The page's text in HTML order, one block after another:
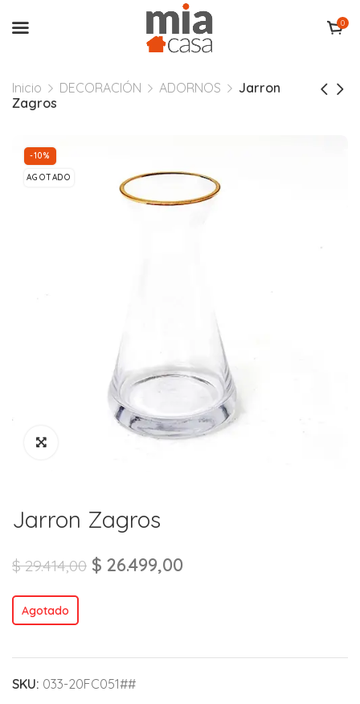
0
Inicio DECORACIÓN ADORNOS
Jarron
Zagros
-10%
AGOTADO
Jarron Zagros
$29.414,00 $ 26.499,00
Agotado
SKU: 033-20FC051##